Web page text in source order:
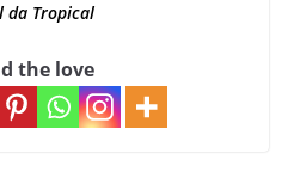
da Tropical
the love